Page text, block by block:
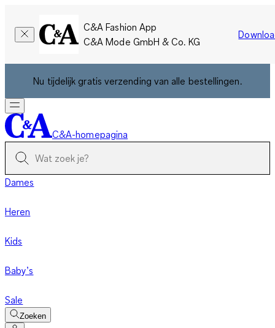
C&A Fashion App
C&A Mode GmbH & Co. KG
Nu tijdelijk gratis verzending van alle bestellingen.
C&A-homepagina
Dames
Heren
Kids
Baby’s
Sale
Zoeken